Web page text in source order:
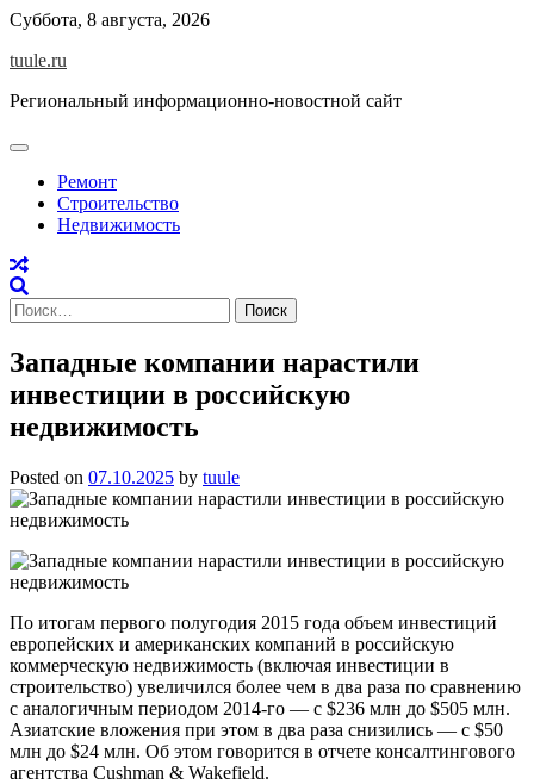
Skip
content
Суббота, 8 августа, 2026
tuule.ru
Региональный информационно-новостной сайт
Ремонт
Строительство
Недвижимость
Найти:
Западные компании нарастили
инвестиции в российскую
недвижимость
Posted on 07.10.2025 by tuule
По итогам первого полугодия 2015 года объем инвестиций
европейских и американских компаний в российскую
коммерческую недвижимость (включая инвестиции в
строительство) увеличился более чем в два раза по сравнению
с аналогичным периодом 2014-го — с $236 млн до $505 млн.
Азиатские вложения при этом в два раза снизились — с $50
млн до $24 млн. Об этом говорится в отчете консалтингового
агентства Cushman & Wakefield.